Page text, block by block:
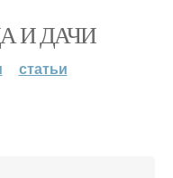
И ДАЧИ
статьи